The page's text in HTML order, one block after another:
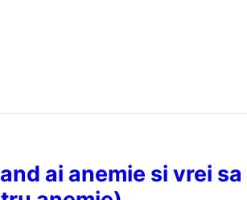
ai anemie si vrei